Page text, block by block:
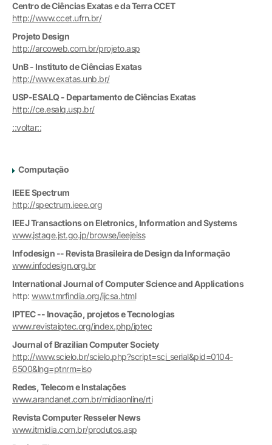
Centro de Ciências Exatas e da Terra CCET
http://www.ccet.ufrn.br/
Projeto Design
http://arcoweb.com.br/projeto.asp
UnB - Instituto de Ciências Exatas
http://www.exatas.unb.br/
USP-ESALQ - Departamento de Ciências Exatas
http://ce.esalq.usp.br/
::voltar::
Computação
IEEE Spectrum
http://spectrum.ieee.org
IEEJ Transactions on Eletronics, Information and Systems
www.jstage.jst.go.jp/browse/ieejeiss
Infodesign -- Revista Brasileira de Design da Informação
www.infodesign.org.br
International Journal of Computer Science and Applications
http: www.tmrfindia.org/ijcsa.html
IPTEC -- Inovação, projetos e Tecnologias
www.revistaiptec.org/index.php/iptec
Journal of Brazilian Computer Society
http://www.scielo.br/scielo.php?script=sci_serial&pid=0104-
6500&lng=ptnrm=iso
Redes, Telecom e Instalações
www.arandanet.com.br/midiaonline/rti
Revista Computer Resseler News
www.itmidia.com.br/produtos.asp